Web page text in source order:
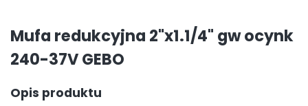
Mufa redukcyjna 2"x1.1/4" gw ocynk
240-37V GEBO
Opis produktu